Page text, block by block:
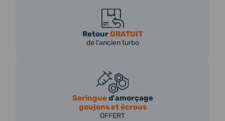
RetourGRATUIT
de l'ancien turbo
Seringued'amorçage
goujons et écrous
OFFERT